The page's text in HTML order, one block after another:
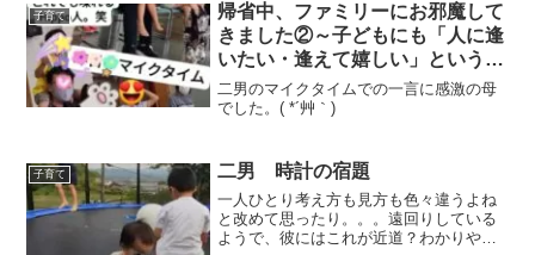
子育て
帰省中、ファミリーにお邪魔して
きました②～子どもにも「人に逢
いたい・逢えて嬉しい」という気
持ちがしっかり伝わっていた！
二男のマイクタイムでの一言に感激の母
でした。( *´艸｀)
子育て 二男 時計の宿題
一人ひとり考え方も見方も色々違うよね
と改めて思ったり。。。遠回りしている
ようで、彼にはこれが近道？わかりやす